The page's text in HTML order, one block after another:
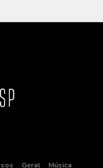
Geral Música